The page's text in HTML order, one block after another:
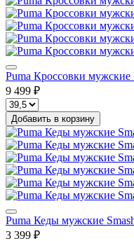
Puma Кроссовки
9 499 ₽
Добавить в корзину
Puma Кеды мужские
3 399 ₽